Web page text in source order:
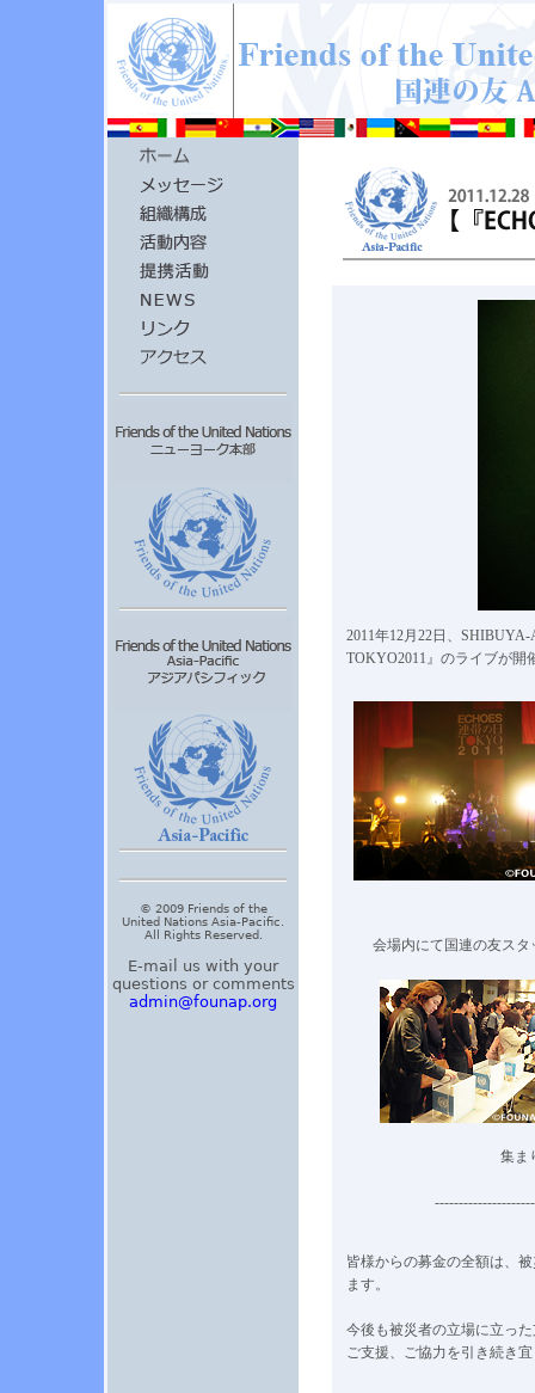
© 2009 Friends of the
United Nations Asia-Pacific.
All Rights Reserved.
E-mail us with your
questions or comments
admin@founap.org
2011年12月22日、
TOKYO2011』のライブが開
会場内にて国連の友ス
集ま
皆様からの募金の全額は、
ます。
今後も被災者の立場に立っ
ご支援、ご協力を引き続き